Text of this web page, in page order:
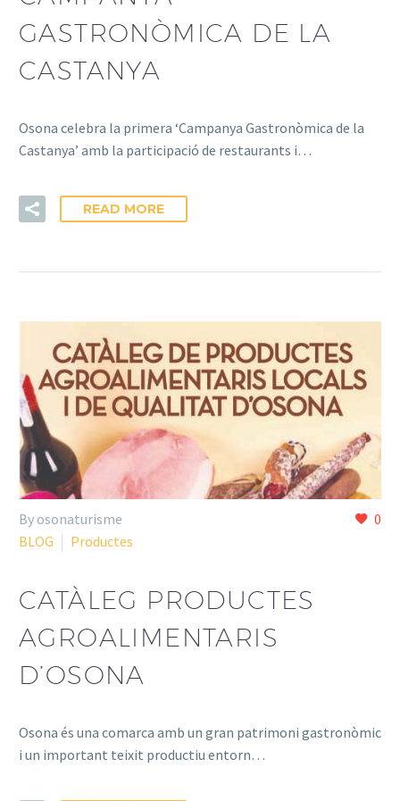
GASTRONÒMICA DE LA
CASTANYA
Osona celebra la primera ‘Campanya Gastronòmica de la
Castanya’ amb la participació de restaurants i…
READ MORE
0
By osonaturisme
BLOG
Productes
CATÀLEG PRODUCTES
AGROALIMENTARIS
D’OSONA
Osona és una comarca amb un gran patrimoni gastronòmic
i un important teixit productiu entorn…